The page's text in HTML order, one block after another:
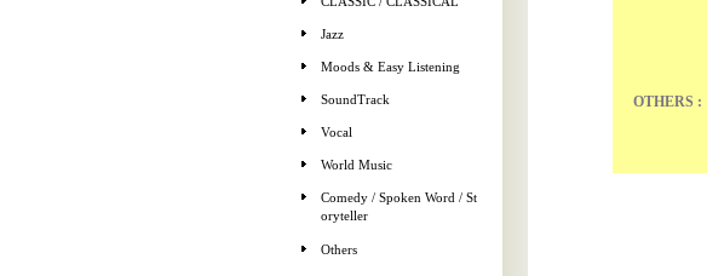
Jazz
Moods & Easy Listening
SoundTrack
Vocal
World Music
Comedy / Spoken Word / St
oryteller
Others
OTHERS :